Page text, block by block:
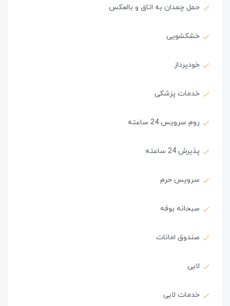
حمل چمدان به اتاق و بالعکس
خشکشویی
خودپرداز
خدمات پزشکی
روم سرویس 24 ساعته
پذیرش 24 ساعته
سرویس حرم
صبحانه بوفه
صندوق امانات
لابی
خدمات لابی